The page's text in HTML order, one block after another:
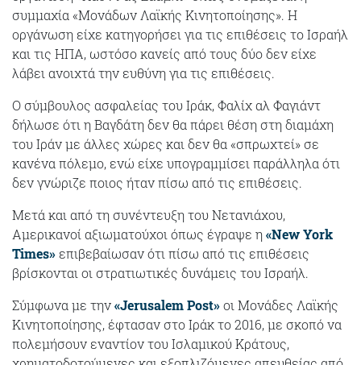
συμμαχία «Μονάδων Λαϊκής Κινητοποίησης». Η
οργάνωση είχε κατηγορήσει για τις επιθέσεις το Ισραήλ
και τις ΗΠΑ, ωστόσο κανείς από τους δύο δεν είχε
λάβει ανοιχτά την ευθύνη για τις επιθέσεις.
Ο σύμβουλος ασφαλείας του Ιράκ, Φαλίχ αλ Φαγιάντ
δήλωσε ότι η Βαγδάτη δεν θα πάρει θέση στη διαμάχη
του Ιράν με άλλες χώρες και δεν θα «σπρωχτεί» σε
κανένα πόλεμο, ενώ είχε υπογραμμίσει παράλληλα ότι
δεν γνώριζε ποιος ήταν πίσω από τις επιθέσεις.
Μετά και από τη συνέντευξη του Νετανιάχου,
Αμερικανοί αξιωματούχοι όπως έγραψε η«New York
Times»επιβεβαίωσαν ότι πίσω από τις επιθέσεις
βρίσκονται οι στρατιωτικές δυνάμεις του Ισραήλ.
Σύμφωνα με την«Jerusalem Post»οι Μονάδες Λαϊκής
Κινητοποίησης, έφτασαν στο Ιράκ το 2016, με σκοπό να
πολεμήσουν εναντίον του Ισλαμικού Κράτους,